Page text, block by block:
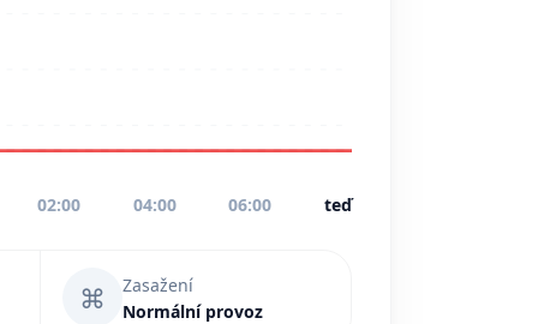
02:00 04:00 06:00 teď
⌘
Zasažení
Normální provoz